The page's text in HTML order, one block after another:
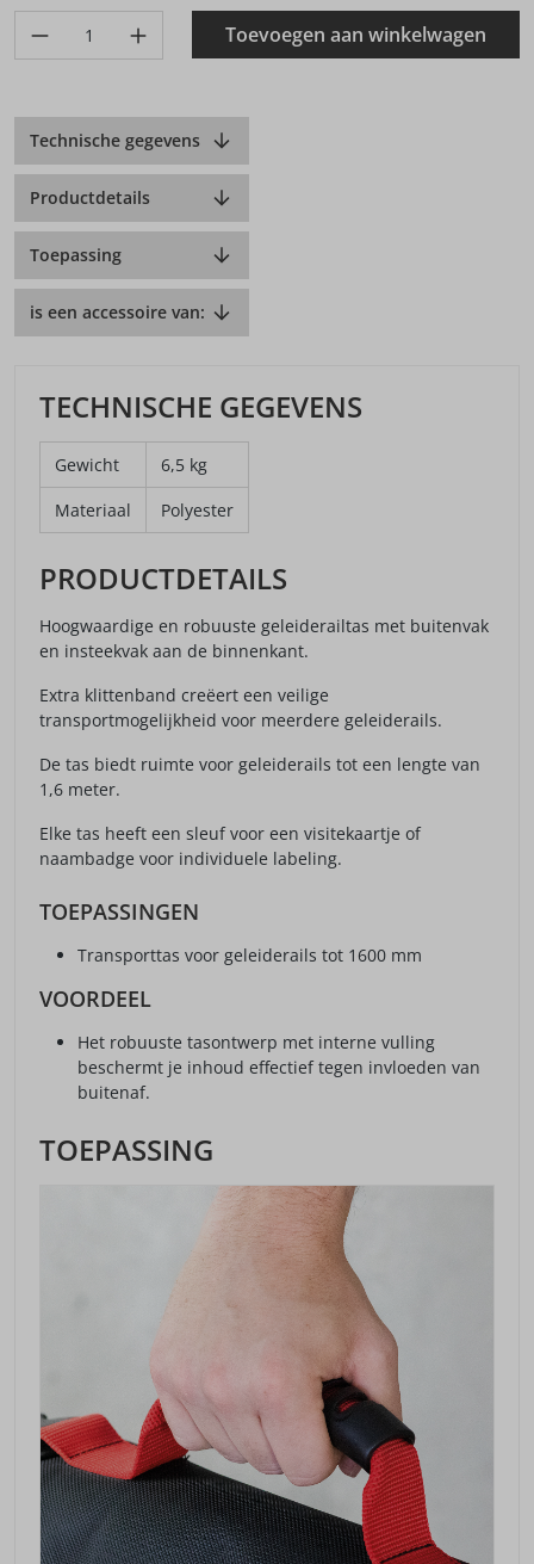
Produkt Anzahl: Gib den gewünschten Wert ein oder
Toevoegen aan winkelwagen
Technische gegevens
Productdetails
Toepassing
is een accessoire van:
TECHNISCHE GEGEVENS
Gewicht
6,5 kg
Materiaal
Polyester
PRODUCTDETAILS
Hoogwaardige en robuuste geleiderailtas met buitenvak
en insteekvak aan de binnenkant.
Extra klittenband creëert een veilige
transportmogelijkheid voor meerdere geleiderails.
De tas biedt ruimte voor geleiderails tot een lengte van
1,6 meter.
Elke tas heeft een sleuf voor een visitekaartje of
naambadge voor individuele labeling.
TOEPASSINGEN
Transporttas voor geleiderails tot 1600 mm
VOORDEEL
Het robuuste tasontwerp met interne vulling
beschermt je inhoud effectief tegen invloeden van
buitenaf.
TOEPASSING